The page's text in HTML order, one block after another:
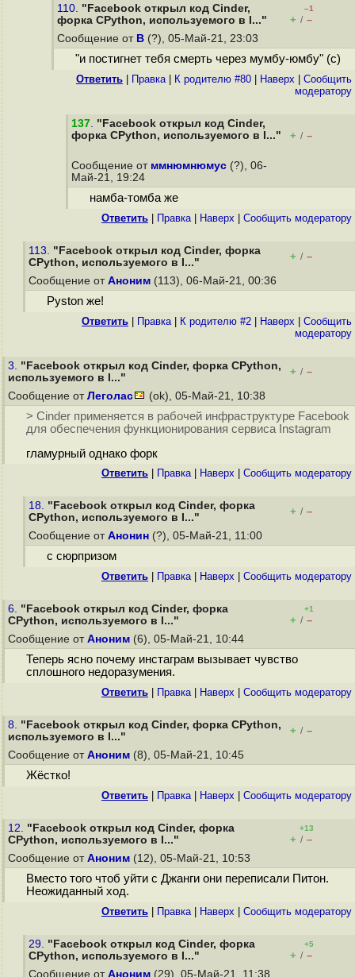
110. "Facebook открыл код Cinder,
форка CPython, используемого в I..."
–1
+ / –
Сообщение от B (?), 05-Май-21, 23:03
"и постигнет тебя смерть через мумбу-юмбу" (c)
Ответить Правка| К родителю #80 Наверх
Cообщить
модератору
137. "Facebook открыл код Cinder,
форка CPython, используемого в I..."
+ / –
Сообщение от ммнюмнюмус (?), 06-
Май-21, 19:24
намба-томба же
Ответить Правка| Наверх Cообщить модератору
113. "Facebook открыл код Cinder, форка
CPython, используемого в I..."
+ / –
Сообщение от Аноним (113), 06-Май-21, 00:36
Pyston же!
Ответить Правка| К родителю #2 Наверх
Cообщить
модератору
3. "Facebook открыл код Cinder, форка CPython,
используемого в I..."
+ / –
Сообщение от Леголас (ok), 05-Май-21, 10:38
> Cinder применяется в рабочей инфраструктуре Facebook
для обеспечения функционирования сервиса Instagram
гламурный однако форк
Ответить Правка| Наверх Cообщить модератору
18. "Facebook открыл код Cinder, форка
CPython, используемого в I..."
+ / –
Сообщение от Анонин (?), 05-Май-21, 11:00
с сюрпризом
Ответить Правка| Наверх Cообщить модератору
6. "Facebook открыл код Cinder, форка
CPython, используемого в I..."
+1
+ / –
Сообщение от Аноним (6), 05-Май-21, 10:44
Теперь ясно почему инстаграм вызывает чувство
сплошного недоразумения.
Ответить Правка| Наверх Cообщить модератору
8. "Facebook открыл код Cinder, форка CPython,
используемого в I..."
+ / –
Сообщение от Аноним (8), 05-Май-21, 10:45
Жёстко!
Ответить Правка| Наверх Cообщить модератору
12. "Facebook открыл код Cinder, форка
CPython, используемого в I..."
+13
+ / –
Сообщение от Аноним (12), 05-Май-21, 10:53
Вместо того чтоб уйти с Джанги они переписали Питон.
Неожиданный ход.
Ответить Правка| Наверх Cообщить модератору
29. "Facebook открыл код Cinder, форка
CPython, используемого в I..."
+5
+ / –
Сообщение от Аноним (29), 05-Май-21, 11:38